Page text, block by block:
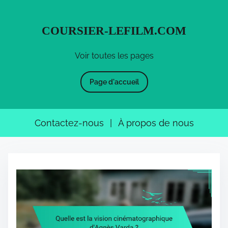
Voir toutes les pages
COURSIER-LEFILM.COM
Page d'accueil
Contactez-nous | À propos de nous